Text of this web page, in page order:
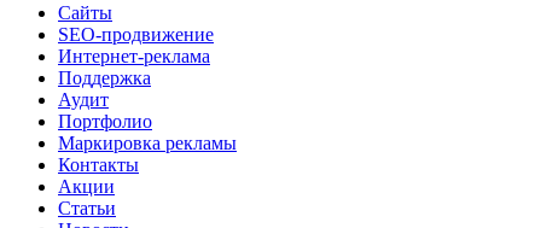
Сайты
SEO-продвижение
Интернет-реклама
Поддержка
Аудит
Портфолио
Маркировка рекламы
Контакты
Акции
Статьи